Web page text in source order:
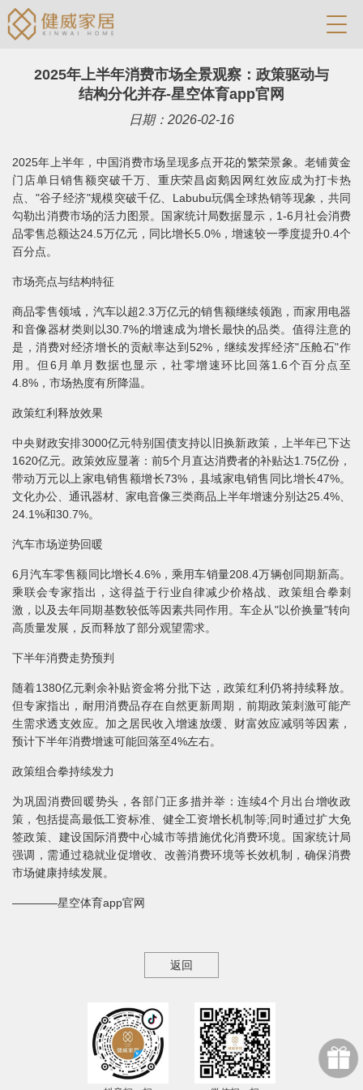
2025年上半年消费市场全景观察：政策驱动与
结构分化并存-星空体育app官网
日期：2026-02-16
2025年上半年，中国消费市场呈现多点开花的繁荣景象。老铺黄金
门店单日销售额突破千万、重庆荣昌卤鹅因网红效应成为打卡热
点、"谷子经济"规模突破千亿、Labubu玩偶全球热销等现象，共同
勾勒出消费市场的活力图景。国家统计局数据显示，1-6月社会消费
品零售总额达24.5万亿元，同比增长5.0%，增速较一季度提升0.4个
百分点。
市场亮点与结构特征
商品零售领域，汽车以超2.3万亿元的销售额继续领跑，而家用电器
和音像器材类则以30.7%的增速成为增长最快的品类。值得注意的
是，消费对经济增长的贡献率达到52%，继续发挥经济"压舱石"作
用。但6月单月数据也显示，社零增速环比回落1.6个百分点至
4.8%，市场热度有所降温。
政策红利释放效果
中央财政安排3000亿元特别国债支持以旧换新政策，上半年已下达
1620亿元。政策效应显著：前5个月直达消费者的补贴达1.75亿份，
带动万元以上家电销售额增长73%，县域家电销售同比增长47%。
文化办公、通讯器材、家电音像三类商品上半年增速分别达25.4%、
24.1%和30.7%。
汽车市场逆势回暖
6月汽车零售额同比增长4.6%，乘用车销量208.4万辆创同期新高。
乘联会专家指出，这得益于行业自律减少价格战、政策组合拳刺
激，以及去年同期基数较低等因素共同作用。车企从"以价换量"转向
高质量发展，反而释放了部分观望需求。
下半年消费走势预判
随着1380亿元剩余补贴资金将分批下达，政策红利仍将持续释放。
但专家指出，耐用消费品存在自然更新周期，前期政策刺激可能产
生需求透支效应。加之居民收入增速放缓、财富效应减弱等因素，
预计下半年消费增速可能回落至4%左右。
政策组合拳持续发力
为巩固消费回暖势头，各部门正多措并举：连续4个月出台增收政
策，包括提高最低工资标准、健全工资增长机制等;同时通过扩大免
签政策、建设国际消费中心城市等措施优化消费环境。国家统计局
强调，需通过稳就业促增收、改善消费环境等长效机制，确保消费
市场健康持续发展。
————星空体育app官网
返回